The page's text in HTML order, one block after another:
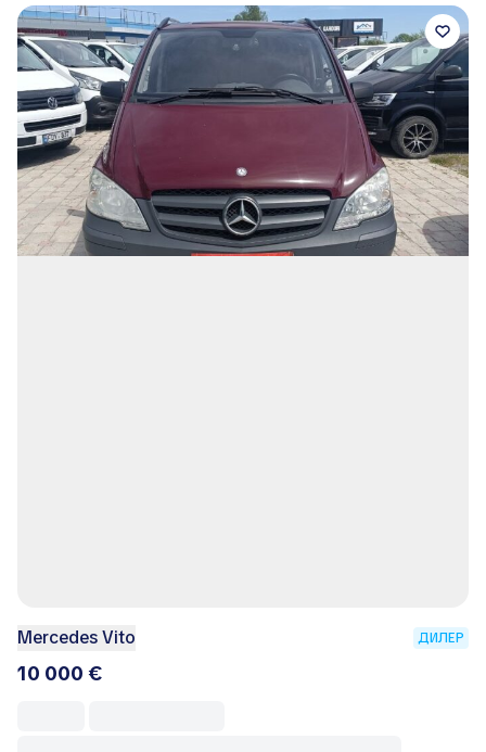
Mercedes Vito ДИЛЕР
10 000 €